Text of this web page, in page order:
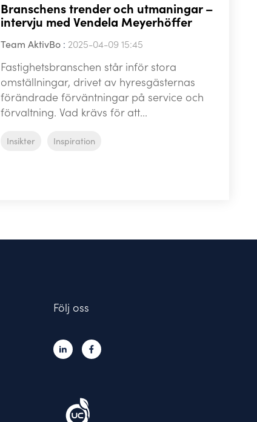
Branschens trender och utmaningar –
intervju med Vendela Meyerhöffer
Team AktivBo: 2025-04-09 15:45
Fastighetsbranschen står inför stora
omställningar, drivet av hyresgästernas
förändrade förväntningar på service och
förvaltning. Vad krävs för att...
Insikter Inspiration
Följ oss